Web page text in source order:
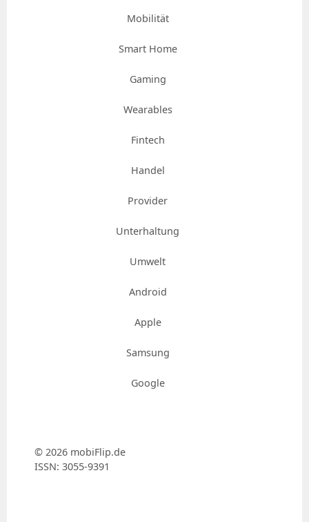
Mobilität
Smart Home
Gaming
Wearables
Fintech
Handel
Provider
Unterhaltung
Umwelt
Android
Apple
Samsung
Google
© 2026 mobiFlip.de
ISSN: 3055-9391